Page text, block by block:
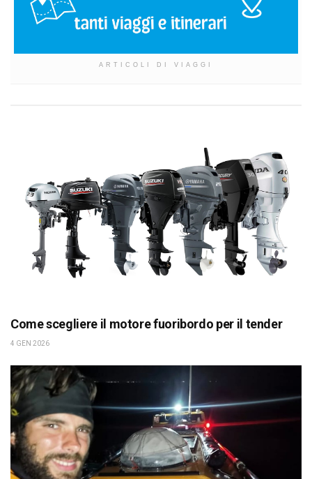
ARTICOLI DI VIAGGI
Come scegliere il motore fuoribordo per il tender
4 GEN 2026